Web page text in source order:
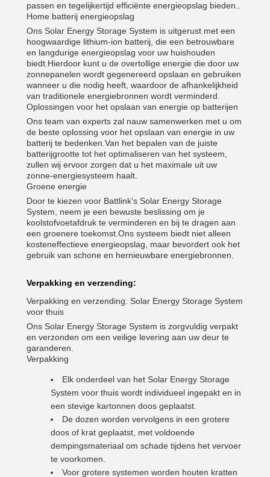
passen en tegelijkertijd efficiënte energieopslag bieden..
Home batterij energieopslag
Ons Solar Energy Storage System is uitgerust met een
hoogwaardige lithium-ion batterij, die een betrouwbare
en langdurige energieopslag voor uw huishouden
biedt.Hierdoor kunt u de overtollige energie die door uw
zonnepanelen wordt gegenereerd opslaan en gebruiken
wanneer u die nodig heeft, waardoor de afhankelijkheid
van traditionele energiebronnen wordt verminderd.
Oplossingen voor het opslaan van energie op batterijen
Ons team van experts zal nauw samenwerken met u om
de beste oplossing voor het opslaan van energie in uw
batterij te bedenken.Van het bepalen van de juiste
batterijgrootte tot het optimaliseren van het systeem,
zullen wij ervoor zorgen dat u het maximale uit uw
zonne-energiesysteem haalt.
Groene energie
Door te kiezen voor Battlink's Solar Energy Storage
System, neem je een bewuste beslissing om je
koolstofvoetafdruk te verminderen en bij te dragen aan
een groenere toekomst.Ons systeem biedt niet alleen
kosteneffectieve energieopslag, maar bevordert ook het
gebruik van schone en hernieuwbare energiebronnen.
Verpakking en verzending:
Verpakking en verzending: Solar Energy Storage System
voor thuis
Ons Solar Energy Storage System is zorgvuldig verpakt
en verzonden om een veilige levering aan uw deur te
garanderen.
Verpakking
Elk onderdeel van het Solar Energy Storage
System voor thuis wordt individueel ingepakt en in
een stevige kartonnen doos geplaatst.
De dozen worden vervolgens in een grotere
doos of krat geplaatst, met voldoende
dempingsmateriaal om schade tijdens het vervoer
te voorkomen.
Voor grotere systemen worden houten kratten